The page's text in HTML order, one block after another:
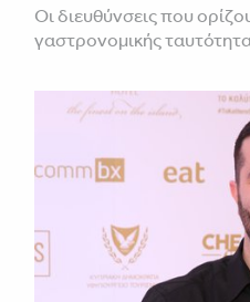
Οι διευθύνσεις που
γαστρονομικής